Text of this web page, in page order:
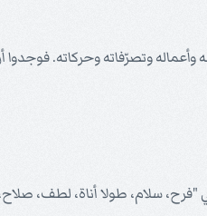
وتصرّفاته وحركاته.
"فرح، سلام، طولا أناة، لطف،